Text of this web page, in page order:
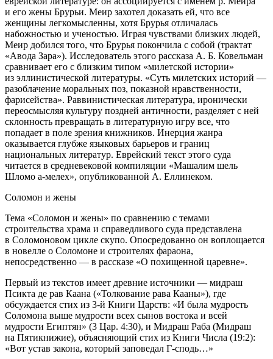
и его жены Брурьи. Меир захотел доказать ей, что все
женщины легкомысленны, хотя Брурья отличалась
набожностью и ученостью. Играя чувствами близких людей,
Меир добился того, что Брурья покончила с собой (трактат
«Авода Зара»). Исследователь этого рассказа А. Б. Ковельман
сравнивает его с близким типом «милетской истории»
из эллинистической литературы. «Суть милетских историй —
разоблачение моральных поз, показной нравственности,
фарисейства». Раввинистическая литература, иронически
переосмысляя культуру поздней античности, разделяет с ней
склонность превращать в литературную игру все, что
попадает в поле зрения книжников. Инерция жанра
оказывается глубже языковых барьеров и границ
национальных литератур. Еврейский текст этого суда
читается в средневековой компиляции «Машалим шель
Шломо а-мелех», опубликованной А. Еллинеком.
Соломон и жены
Тема «Соломон и жены» по сравнению с темами
строительства храма и справедливого суда представлена
в Соломоновом цикле скупо. Опосредованно он воплощается
в новелле о Соломоне и строителях фараона,
непосредственно — в рассказе «О похищенной царевне».
Первый из текстов имеет древние источники — мидраш
Псикта де рав Каана («Толкование рава Кааны»), где
обсуждается стих из 3-й Книги Царств: «И была мудрость
Соломона выше мудрости всех сынов востока и всей
мудрости Египтян» (3 Цар. 4:30), и Мидраш Раба (Мидраш
на Пятикнижие), объясняющий стих из Книги Числа (19:2):
«Вот устав закона, который заповедал Г-сподь…»